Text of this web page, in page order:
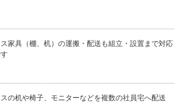
家具（棚、机）の運搬・配送も組立・設置まで対応
の机や椅子、モニターなどを複数の社員宅へ配送